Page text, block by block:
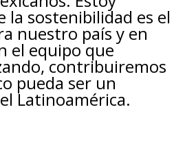
la sostenibilidad es el
nuestro país y en
el equipo que
contribuiremos
pueda ser un
Latinoamérica.